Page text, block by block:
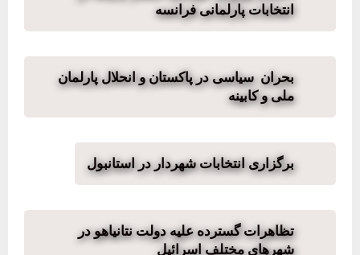
انتخابات پارلمانی فرانسه
بحران سیاسی در پاکستان و انحلال پارلمان
ملی و کابینه
برگزاری انتخابات شهردار در استانبول
تظاهرات گسترده علیه دولت نتانیاهو در
شهرهای مختلف اسرائیل